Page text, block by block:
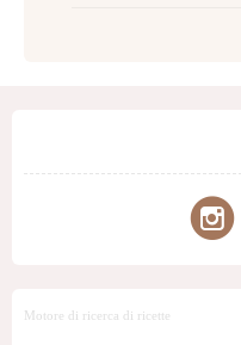
Motore di ricerca di ricette